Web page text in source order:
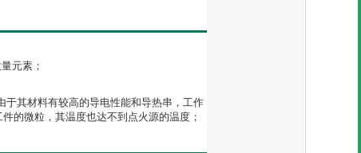
元素；
其材料有较高的导电性能和导热串，工作
的微粒，其温度也达不到点火源的温度；